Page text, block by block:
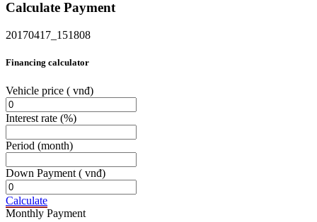
Calculate Payment
20170417_151808
Financing calculator
Vehicle price ( vnđ)
Interest rate (%)
Period (month)
Down Payment ( vnđ)
Calculate
Monthly Payment